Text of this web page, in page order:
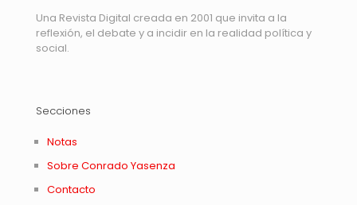
Una Revista Digital creada en 2001 que invita a la
reflexión, el debate y a incidir en la realidad política y
social.
Secciones
Notas
Sobre Conrado Yasenza
Contacto